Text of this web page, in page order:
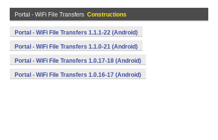
Portal - WiFi File Transfers Constructions
Portal - WiFi File Transfers 1.1.1-22 (Android)
Portal - WiFi File Transfers 1.1.0-21 (Android)
Portal - WiFi File Transfers 1.0.17-18 (Android)
Portal - WiFi File Transfers 1.0.16-17 (Android)